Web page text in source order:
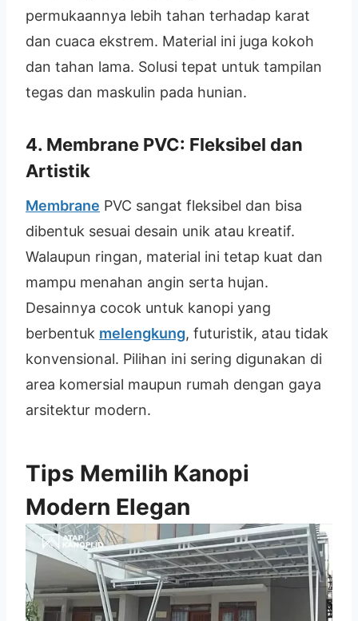
permukaannya lebih tahan terhadap karat
dan cuaca ekstrem. Material ini juga kokoh
dan tahan lama. Solusi tepat untuk tampilan
tegas dan maskulin pada hunian.
4. Membrane PVC: Fleksibel dan
Artistik
Membrane PVC sangat fleksibel dan bisa
dibentuk sesuai desain unik atau kreatif.
Walaupun ringan, material ini tetap kuat dan
mampu menahan angin serta hujan.
Desainnya cocok untuk kanopi yang
berbentuk melengkung, futuristik, atau tidak
konvensional. Pilihan ini sering digunakan di
area komersial maupun rumah dengan gaya
arsitektur modern.
Tips Memilih Kanopi
Modern Elegan